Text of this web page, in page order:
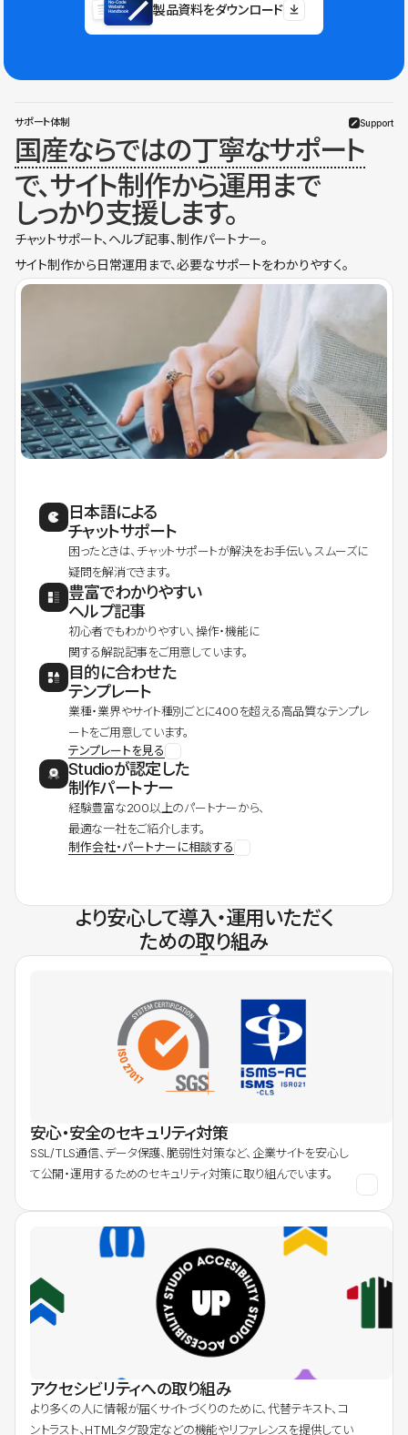
製品資料をダウンロード
サポート体制 Support
国産ならではの丁寧なサポート
で、サイト制作から運用まで
しっかり支援します。
チャットサポート、ヘルプ記事、制作パートナー。
サイト制作から日常運用まで、必要なサポートをわかりやすく。
日本語による
チャットサポート
困ったときは、チャットサポートが解決をお手伝い。スムーズに
疑問を解消できます。
豊富でわかりやすい
ヘルプ記事
初心者でもわかりやすい、操作・機能に
関する解説記事をご用意しています。
目的に合わせた
テンプレート
業種・業界やサイト種別ごとに400を超える高品質なテンプレ
ートをご用意しています。
テンプレートを見る
Studioが認定した
制作パートナー
経験豊富な200以上のパートナーから、
最適な一社をご紹介します。
制作会社・パートナーに相談する
より安心して導入・運用いただく
ための取り組み
安心・安全のセキュリティ対策
SSL/TLS通信、データ保護、脆弱性対策など、企業サイトを安心し
て公開・運用するためのセキュリティ対策に取り組んでいます。
アクセシビリティへの取り組み
より多くの人に情報が届くサイトづくりのために、代替テキスト、コ
ントラスト、HTMLタグ設定などの機能やリファレンスを提供してい